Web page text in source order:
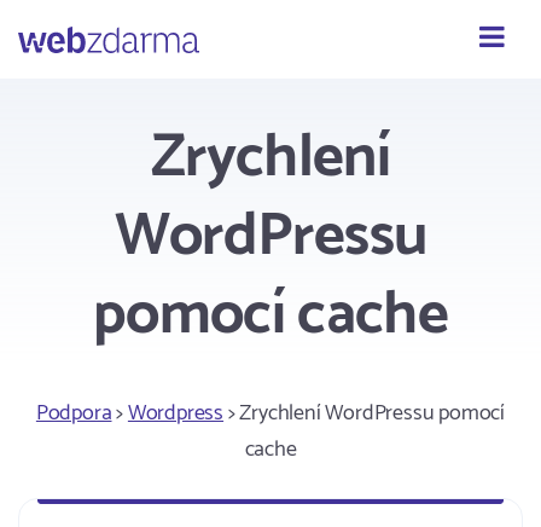
Zrychlení
WordPressu
pomocí cache
Podpora>Wordpress> Zrychlení WordPressu pomocí
cache